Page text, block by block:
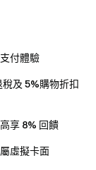
付體驗
及 5%購物折扣
享 8% 回饋
虛擬卡面